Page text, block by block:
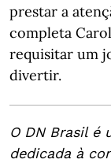
prestar a
completa
requisitar um
divertir.
O DN Brasil é
dedicada à